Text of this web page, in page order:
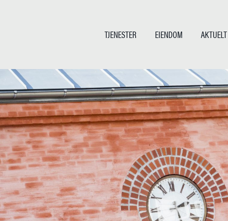
TJENESTER EIENDOM AKTUELT